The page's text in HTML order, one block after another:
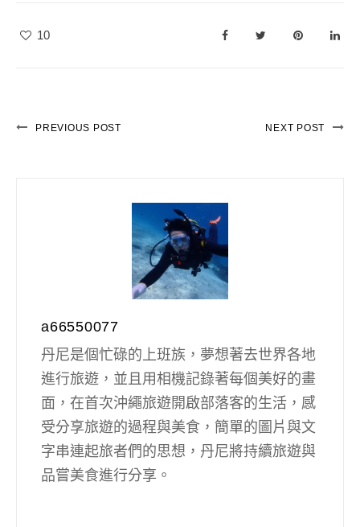
10
PREVIOUS POST NEXT POST
a66550077
丹尼是個忙碌的上班族，夢想著去世界各地
進行旅遊，並且用相機記錄著每個美好的畫
面，在首次沖繩旅遊開啟部落客的生活，感
受分享旅遊的過程與美食，簡單的圖片與文
字串連起旅者們的思想，丹尼將持續旅遊與
品嘗美食進行分享。